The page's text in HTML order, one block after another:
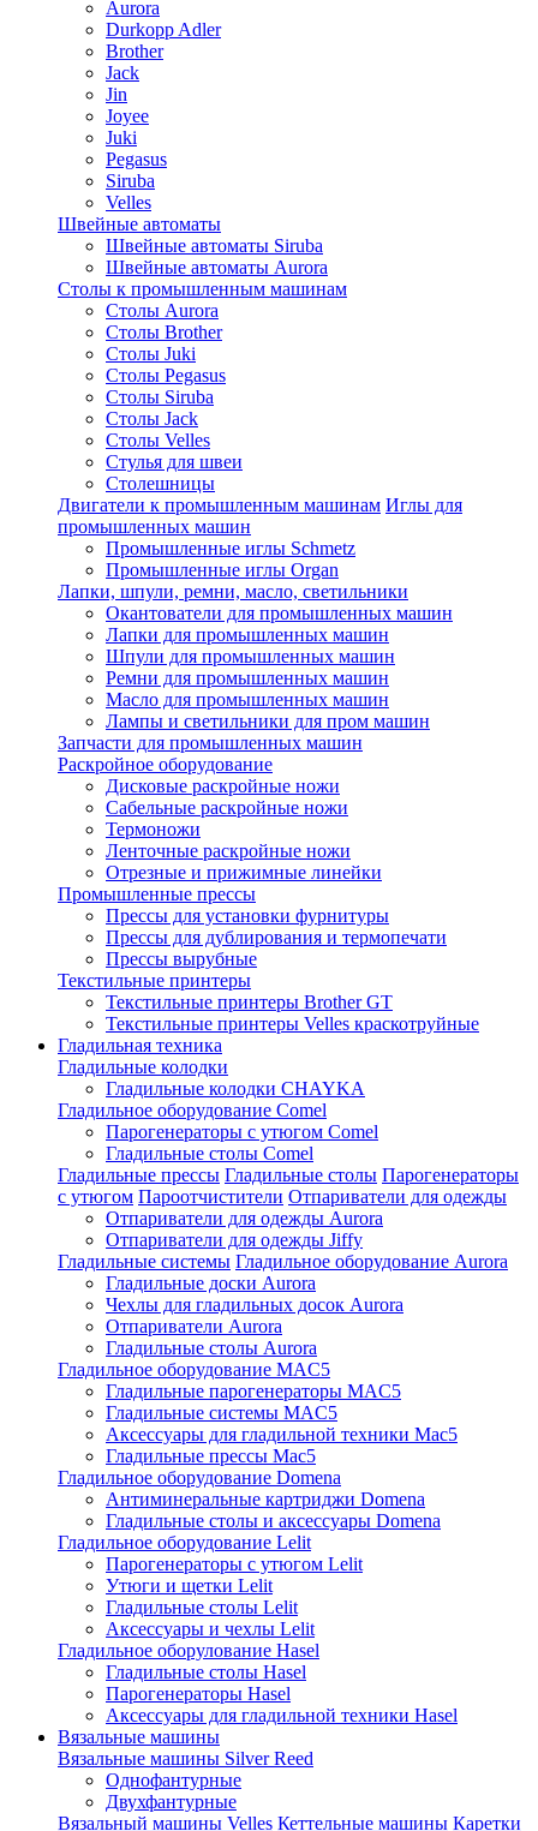
Aurora
Durkopp Adler
Brother
Jack
Jin
Joyee
Juki
Pegasus
Siruba
Velles
Швейные автоматы
Швейные автоматы Siruba
Швейные автоматы Aurora
Столы к промышленным машинам
Столы Aurora
Столы Brother
Столы Juki
Столы Pegasus
Столы Siruba
Столы Jack
Столы Velles
Стулья для швеи
Столешницы
Двигатели к промышленным машинам Иглы для
промышленных машин
Промышленные иглы Schmetz
Промышленные иглы Organ
Лапки, шпули, ремни, масло, светильники
Окантователи для промышленных машин
Лапки для промышленных машин
Шпули для промышленных машин
Ремни для промышленных машин
Масло для промышленных машин
Лампы и светильники для пром машин
Запчасти для промышленных машин
Раскройное оборудование
Дисковые раскройные ножи
Сабельные раскройные ножи
Термоножи
Ленточные раскройные ножи
Отрезные и прижимные линейки
Промышленные прессы
Прессы для установки фурнитуры
Прессы для дублирования и термопечати
Прессы вырубные
Текстильные принтеры
Текстильные принтеры Brother GT
Текстильные принтеры Velles краскотруйные
Гладильная техника
Гладильные колодки
Гладильные колодки CHAYKA
Гладильное оборудование Comel
Парогенераторы с утюгом Comel
Гладильные столы Comel
Гладильные прессы Гладильные столы Парогенераторы
с утюгом Пароотчистители Отпариватели для одежды
Отпариватели для одежды Aurora
Отпариватели для одежды Jiffy
Гладильные системы Гладильное оборудование Aurora
Гладильные доски Aurora
Чехлы для гладильных досок Aurora
Отпариватели Aurora
Гладильные столы Aurora
Гладильное оборудование MAC5
Гладильные парогенераторы MAC5
Гладильные системы MAC5
Аксессуары для гладильной техники Mac5
Гладильные прессы Mac5
Гладильное оборудование Domena
Антиминеральные картриджи Domena
Гладильные столы и аксессуары Domena
Гладильное оборудование Lelit
Парогенераторы с утюгом Lelit
Утюги и щетки Lelit
Гладильные столы Lelit
Аксессуары и чехлы Lelit
Гладильное оборулование Hasel
Гладильные столы Hasel
Парогенераторы Hasel
Аксессуары для гладильной техники Hasel
Вязальные машины
Вязальные машины Silver Reed
Однофантурные
Двухфантурные
Вязальный машины Velles Кеттельные машины Каретки